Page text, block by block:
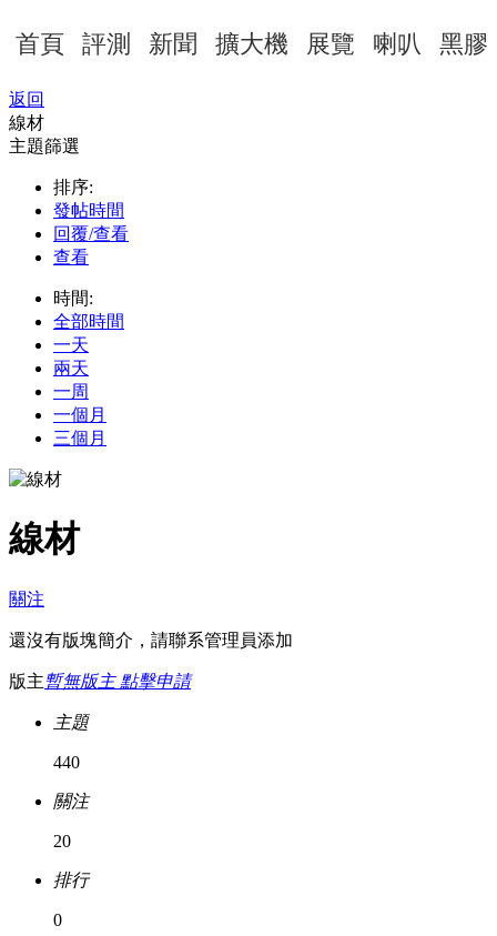
首頁 評測 新聞 擴大機 展覽 喇叭 黑膠
返回
線材
主題篩選
排序:
發帖時間
回覆/查看
查看
時間:
全部時間
一天
兩天
一周
一個月
三個月
線材
關注
還沒有版塊簡介，請聯系管理員添加
版主暫無版主 點擊申請
主題
440
關注
20
排行
0